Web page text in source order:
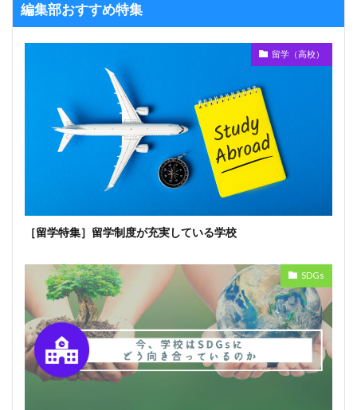
編集部おすすめ特集
留学（高校）
［留学特集］留学制度が充実している学校
SDGs